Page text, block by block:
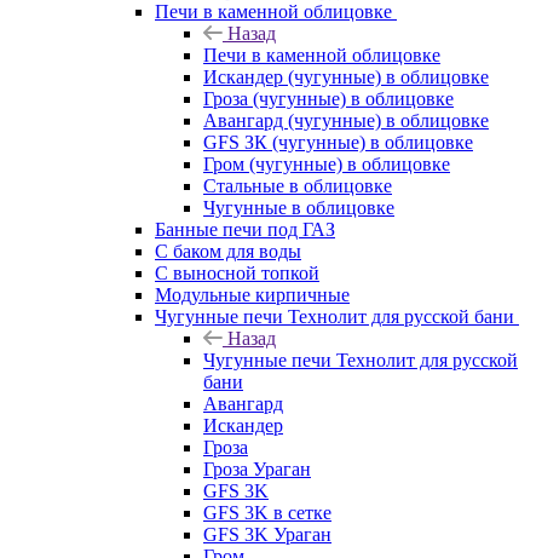
Печи в каменной облицовке
Назад
Печи в каменной облицовке
Искандер (чугунные) в облицовке
Гроза (чугунные) в облицовке
Авангард (чугунные) в облицовке
GFS ЗК (чугунные) в облицовке
Гром (чугунные) в облицовке
Стальные в облицовке
Чугунные в облицовке
Банные печи под ГАЗ
С баком для воды
С выносной топкой
Модульные кирпичные
Чугунные печи Технолит для русской бани
Назад
Чугунные печи Технолит для русской
бани
Авангард
Искандер
Гроза
Гроза Ураган
GFS 3K
GFS 3K в сетке
GFS 3K Ураган